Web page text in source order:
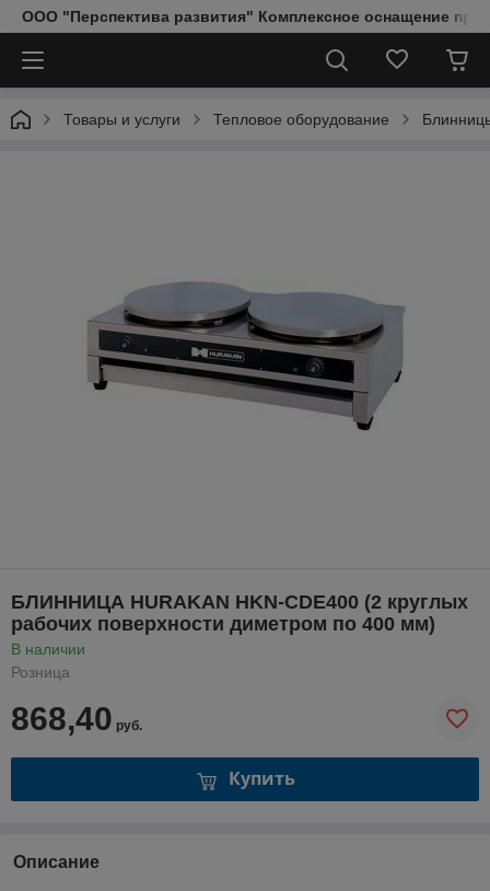
ООО "Перспектива развития" Комплексное оснащение
Товары и услуги Тепловое оборудование
БЛИННИЦА HURAKAN HKN-CDE400 (2 круглых
рабочих поверхности диметром по 400 мм)
В наличии
Розница
868,40 руб.
Купить
Описание